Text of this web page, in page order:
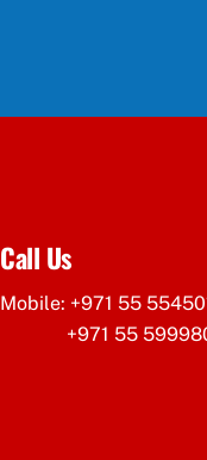
Call Us
Mobile: +971 55
+971 55